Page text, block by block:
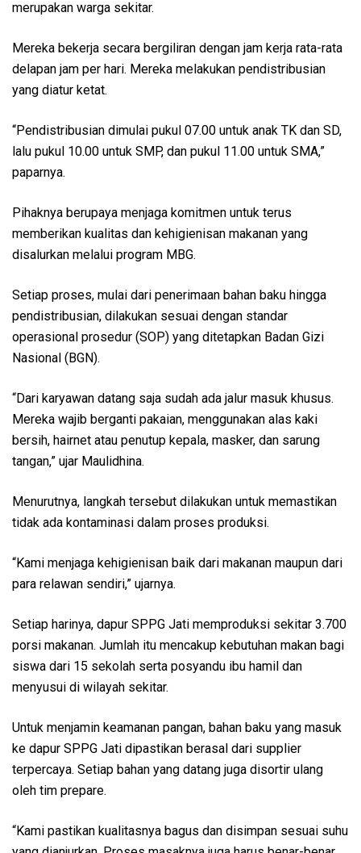
merupakan warga sekitar.
Mereka bekerja secara bergiliran dengan jam kerja rata-rata
delapan jam per hari. Mereka melakukan pendistribusian
yang diatur ketat.
“Pendistribusian dimulai pukul 07.00 untuk anak TK dan SD,
lalu pukul 10.00 untuk SMP, dan pukul 11.00 untuk SMA,”
paparnya.
Pihaknya berupaya menjaga komitmen untuk terus
memberikan kualitas dan kehigienisan makanan yang
disalurkan melalui program MBG.
Setiap proses, mulai dari penerimaan bahan baku hingga
pendistribusian, dilakukan sesuai dengan standar
operasional prosedur (SOP) yang ditetapkan Badan Gizi
Nasional (BGN).
“Dari karyawan datang saja sudah ada jalur masuk khusus.
Mereka wajib berganti pakaian, menggunakan alas kaki
bersih, hairnet atau penutup kepala, masker, dan sarung
tangan,” ujar Maulidhina.
Menurutnya, langkah tersebut dilakukan untuk memastikan
tidak ada kontaminasi dalam proses produksi.
“Kami menjaga kehigienisan baik dari makanan maupun dari
para relawan sendiri,” ujarnya.
Setiap harinya, dapur SPPG Jati memproduksi sekitar 3.700
porsi makanan. Jumlah itu mencakup kebutuhan makan bagi
siswa dari 15 sekolah serta posyandu ibu hamil dan
menyusui di wilayah sekitar.
Untuk menjamin keamanan pangan, bahan baku yang masuk
ke dapur SPPG Jati dipastikan berasal dari supplier
terpercaya. Setiap bahan yang datang juga disortir ulang
oleh tim prepare.
“Kami pastikan kualitasnya bagus dan disimpan sesuai suhu